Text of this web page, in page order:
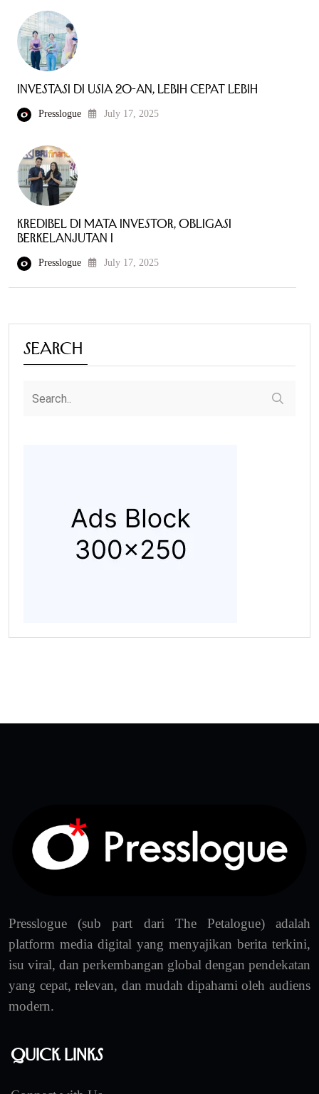
Investasi di Usia 20-an, Lebih Cepat Lebih
Presslogue July 17, 2025
Kredibel di Mata Investor, Obligasi
Berkelanjutan I
Presslogue July 17, 2025
Search
Presslogue (sub part dari The Petalogue) adalah
platform media digital yang menyajikan berita terkini,
isu viral, dan perkembangan global dengan pendekatan
yang cepat, relevan, dan mudah dipahami oleh audiens
modern.
Quick Links